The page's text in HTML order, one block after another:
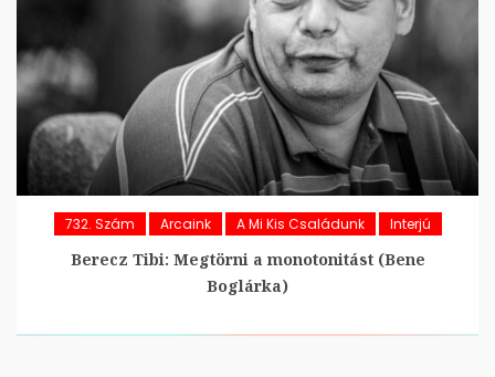
732. Szám Arcaink A Mi Kis Családunk Interjú
Berecz Tibi: Megtörni a monotonitást (Bene
Boglárka)